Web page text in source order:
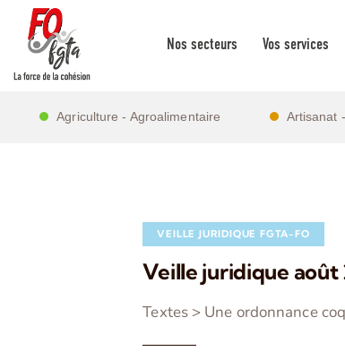
Nos secteurs Vos services
Agriculture - Agroalimentaire Artisanat
VEILLE JURIDIQUE FGTA-FO
Veille juridique août
Textes > Une ordonnance